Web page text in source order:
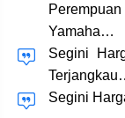
Yamaha…
Segini
Segini